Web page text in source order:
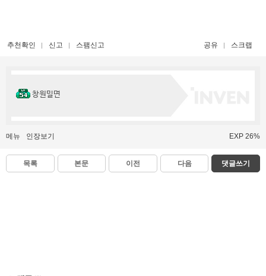
추천확인 신고 스팸신고 공유 스크랩
창원밀면
메뉴 인장보기 EXP 26%
목록 본문 이전 다음 댓글쓰기